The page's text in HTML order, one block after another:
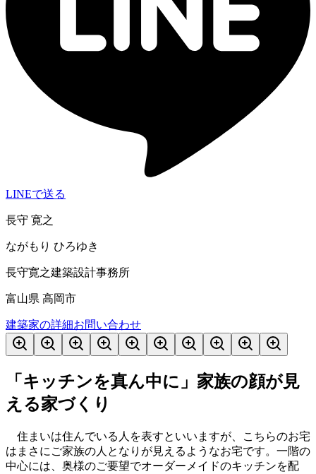
LINEで送る
長守 寛之
ながもり ひろゆき
長守寛之建築設計事務所
富山県 高岡市
建築家の詳細お問い合わせ
「キッチンを真ん中に」家族の顔が見
える家づくり
住まいは住んでいる人を表すといいますが、こちらのお宅
はまさにご家族の人となりが見えるようなお宅です。一階の
中心には、奥様のご要望でオーダーメイドのキッチンを配